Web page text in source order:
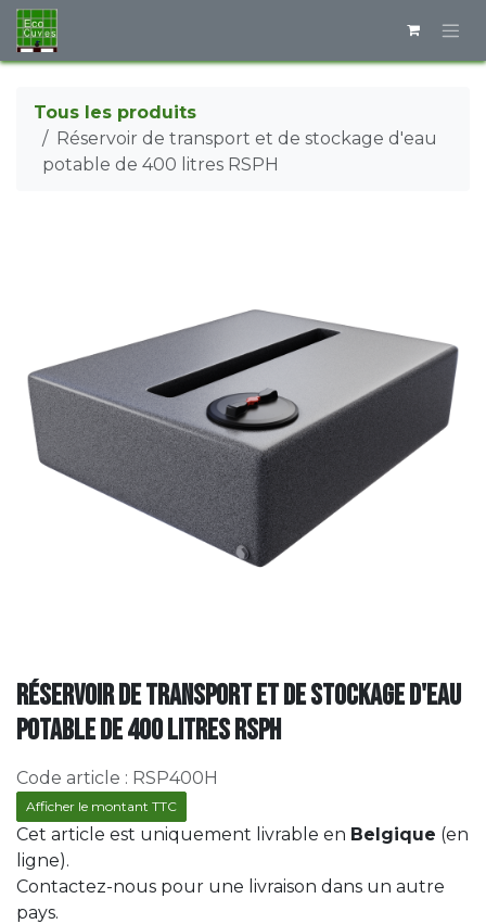
Se rendre au contenu
Tous les produits
Réservoir de transport et de stockage d'eau
potable de 400 litres RSPH
Réservoir de transport et de stockage d'eau
potable de 400 litres RSPH
Code article : RSP400H
Afficher le montant TTC
Cet article est uniquement livrable en Belgique (en
ligne).
Contactez-nous pour une livraison dans un autre
pays.